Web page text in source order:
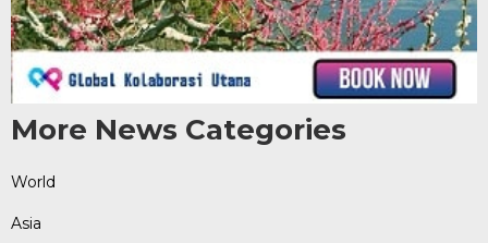
More News Categories
World
Asia